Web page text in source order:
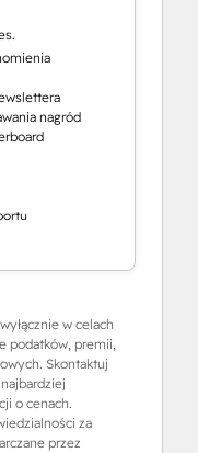
nagród
w celach
podatków, premii,
Skontaktuj
o cenach.
za
przez